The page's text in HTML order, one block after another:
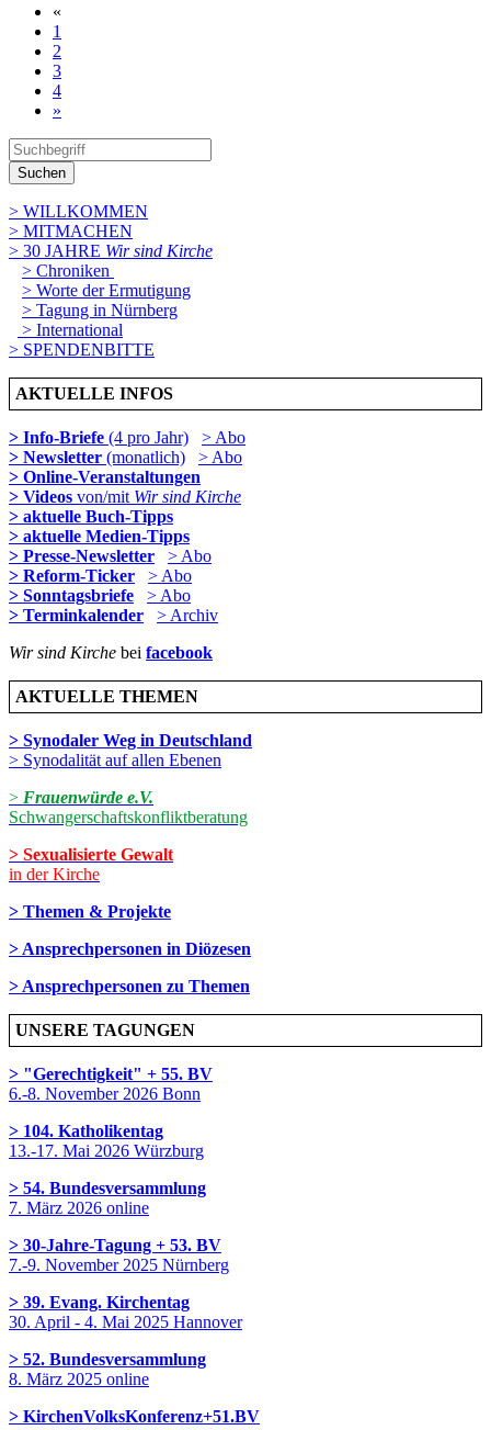
«
1
2
3
4
»
Suchen
> WILLKOMMEN
> MITMACHEN
> 30 JAHRE Wir sind Kirche
> Chroniken
> Worte der Ermutigung
> Tagung in Nürnberg
> International
> SPENDENBITTE
AKTUELLE INFOS
> Info-Briefe (4 pro Jahr)
> Abo
> Newsletter (monatlich)
> Abo
> Online-Veranstaltungen
> Videos von/mit Wir sind Kirche
> aktuelle Buch-Tipps
> aktuelle Medien-Tipps
> Presse-Newsletter
> Abo
> Reform-Ticker
> Abo
> Sonntagsbriefe
> Abo
> Terminkalender
> Archiv
Wir sind Kirche bei facebook
AKTUELLE THEMEN
> Synodaler Weg in Deutschland
> Synodalität auf allen Ebenen
> Frauenwürde e.V.
Schwangerschaftskonfliktberatung
> Sexualisierte Gewalt
in der Kirche
> Themen & Projekte
> Ansprechpersonen in Diözesen
> Ansprechpersonen zu Themen
UNSERE TAGUNGEN
> "Gerechtigkeit" + 55. BV
6.-8. November 2026 Bonn
> 104. Katholikentag
13.-17. Mai 2026 Würzburg
> 54. Bundesversammlung
7. März 2026 online
> 30-Jahre-Tagung + 53. BV
7.-9. November 2025 Nürnberg
> 39. Evang. Kirchentag
30. April - 4. Mai 2025 Hannover
> 52. Bundesversammlung
8. März 2025 online
> KirchenVolksKonferenz+51.BV